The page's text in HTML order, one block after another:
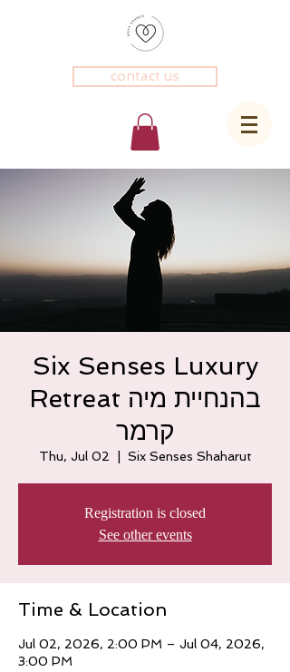
contact us
Six Senses Luxury
Retreat בהנחיית מיה
קרמר
Thu, Jul 02 Six Senses Shaharut
Registration is closed
See other events
Time & Location
Jul 02, 2026, 2:00 PM – Jul 04, 2026,
3:00 PM